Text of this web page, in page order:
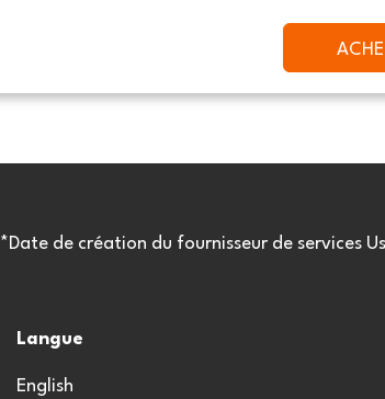
*Date de création du fournisseur de services
Langue
English